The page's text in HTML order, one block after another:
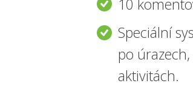
10
Speciální
po
aktivitách.